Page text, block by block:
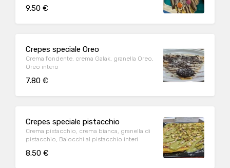
9.50 €
Crepes speciale Oreo
Crema fondente, crema Galak, granella Oreo,
Oreo intero
7.80 €
Crepes speciale pistacchio
Crema pistacchio, crema bianca, granella di
pistacchio, Baiocchi al pistacchio interi
8.50 €